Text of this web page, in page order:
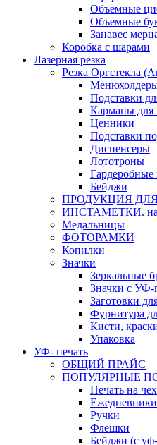
Объемные
Объемные
Занавес
Коробка с шарами
Лазерная резка
Резка Оргстекла
Подставки
Карманы
Ценники
Подставки
Диспенсеры
Лототроны
Гардеробные
Бейджи
ПРОДУКЦИЯ
ИНСТАМЕТКИ.
Медальницы
ФОТОРАМКИ
Копилки
Значки
Зеркальные
Значки с УФ-
Заготовки
Фурнитура
Кисти,
Упаковка
УФ- печать
ОБЩИЙ ПРАЙС
ПОПУЛЯРНЫЕ
Печать на
Ежедневники
Ручки
Флешки
Бейджи (с